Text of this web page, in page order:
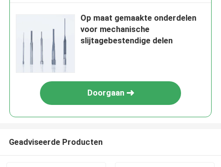
Op maat gemaakte onderdelen
voor mechanische
slijtagebestendige delen
Doorgaan
Geadviseerde Producten